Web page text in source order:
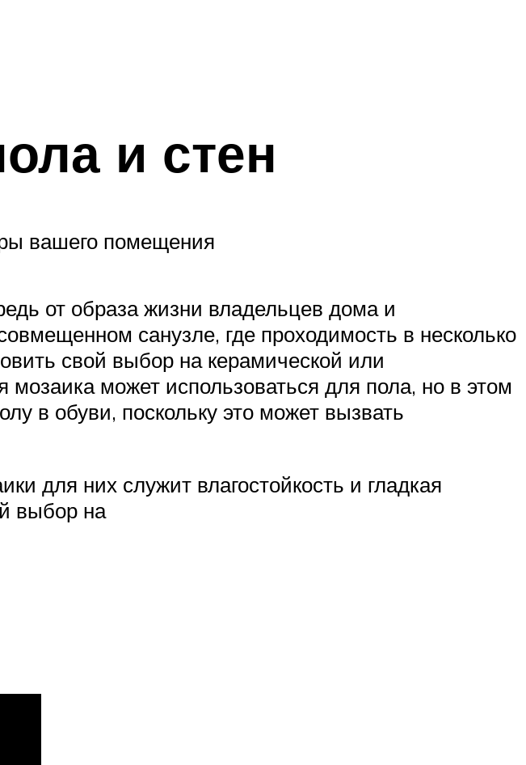
и стен
вашего помещения
от образа жизни владельцев дома и
санузле, где проходимость в несколько
свой выбор на керамической или
мозаика может использоваться для пола, но в этом
в обуви, поскольку это может вызвать
для них служит влагостойкость и гладкая
выбор на